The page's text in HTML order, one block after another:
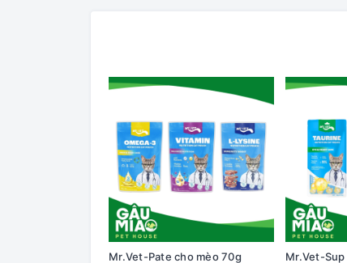
Mr.Vet-Pate cho mèo 70g
Mr.Vet-